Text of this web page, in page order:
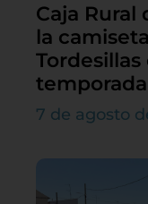
Caja Rural
la
7 de agosto